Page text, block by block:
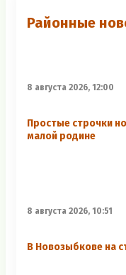
Районные
8 августа 2026, 12:00
Простые строчки
малой родине
8 августа 2026, 10:51
В Новозыбкове на